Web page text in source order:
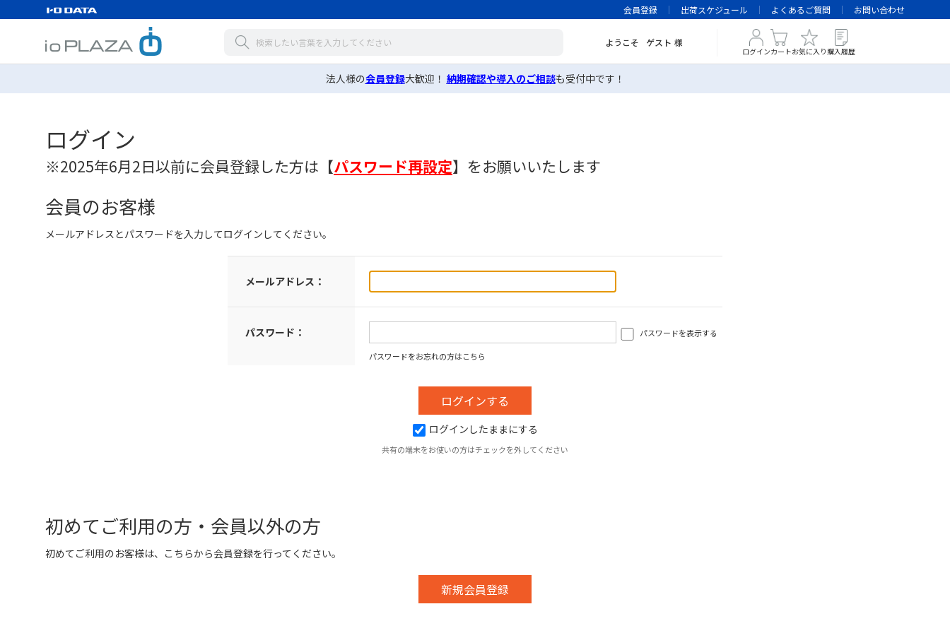
会員登録 出荷スケジュール よくあるご質問 お問い合わせ
ようこそ ゲスト 様
ログインカートお気に入り 購入履歴
法人様の会員登録大歓迎！ 納期確認や導入のご相談も受付中です！
ログイン
※2025年6月2日以前に会員登録した方は 【パスワード再設定】 をお願いいたします
会員のお客様
メールアドレスとパスワードを入力してログインしてください。
メールアドレス：
パスワード： パスワードを表示する
パスワードをお忘れの方はこちら
ログインしたままにする
共有の端末をお使いの方はチェックを外してください
初めてご利用の方・会員以外の方
初めてご利用のお客様は、こちらから会員登録を行ってください。